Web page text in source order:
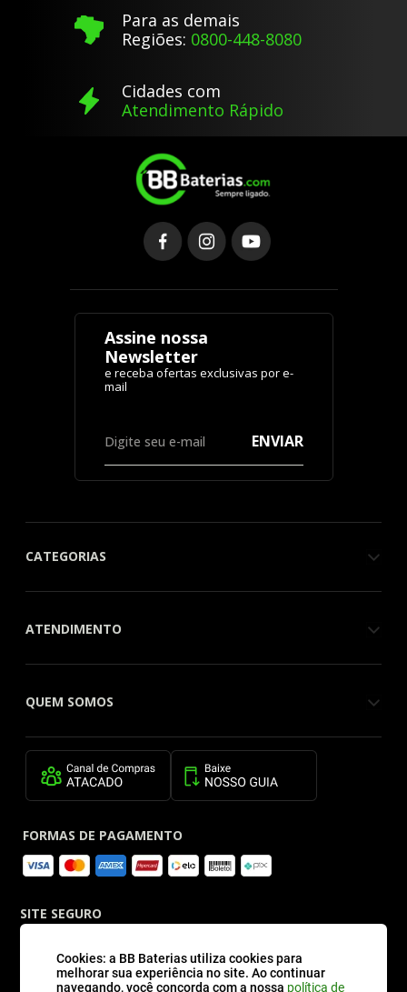
Cookies: a BB Baterias utiliza cookies para
melhorar sua experiência no site. Ao continuar
navegando, você concorda com a nossa política de
Para as demais
Regiões: 0800-448-8080
Cidades com
Atendimento Rápido
Assine nossa
Newsletter
ENVIAR
CATEGORIAS
ATENDIMENTO
QUEM SOMOS
FORMAS DE PAGAMENTO
SITE SEGURO